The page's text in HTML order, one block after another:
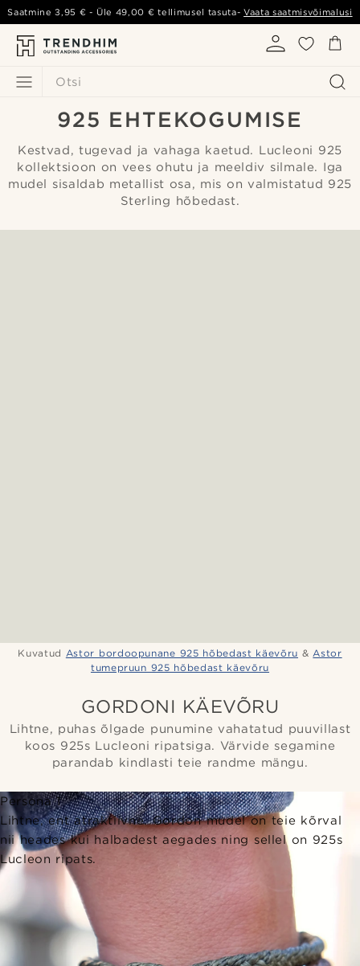
Otsi
Saatmine3,95 € - Üle 49,00 € tellimusel tasuta-Vaata saatmisvõimalusi
925 EHTEKOGUMISE
Kestvad, tugevad ja vahaga kaetud. Lucleoni 925
kollektsioon on vees ohutu ja meeldiv silmale. Iga
mudel sisaldab metallist osa, mis on valmistatud 925
Sterling hõbedast.
Kuvatud Astor bordoopunane 925 hõbedast käevõru &Astor
tumepruun 925 hõbedast käevõru
GORDONI KÄEVÕRU
Lihtne, puhas õlgade punumine vahatatud puuvillast
koos 925s Lucleoni ripatsiga. Värvide segamine
parandab kindlasti teie randme mängu.
Persona 1
Lihtne, ent atraktiivne. Gordon mudel on teie kõrval
nii heades kui halbadest aegades ning sellel on 925s
Lucleon ripats.